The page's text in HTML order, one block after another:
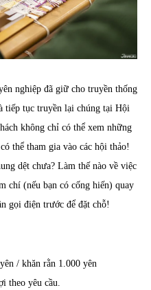
nghiệp đã giữ cho truyền thống
tiếp tục truyền lại chúng tại Hội
không chỉ có thể xem những
thể tham gia vào các hội thảo!
dệt chưa? Làm thế nào về việc
chí (nếu bạn có cống hiến) quay
gọi điện trước để đặt chỗ!
/ khăn rằn 1.000 yên
theo yêu cầu.